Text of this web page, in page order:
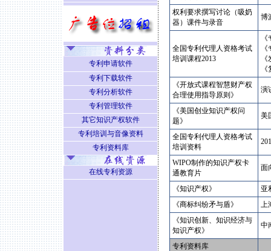
权利要求撰写讨论（吸奶
器）课件与录音
博
全国专利代理人资格考试
培训课程2013
《开放式课程智慧财产权
合理使用指导原则》
演
《美国创业知识产权问
题》
美
全国专利代理人资格考试
培训资料
WIPO制作的知识产权卡
通教育片
面
《知识产权》
亚
《商标纠纷矛与盾》
上
《知识创新、知识经济与
知识产权》
中
专利资料库
专利申请软件
专利下载软件
专利分析软件
专利管理软件
其它知识产权软件
专利培训与音像资料
专利资料库
在线专利资源